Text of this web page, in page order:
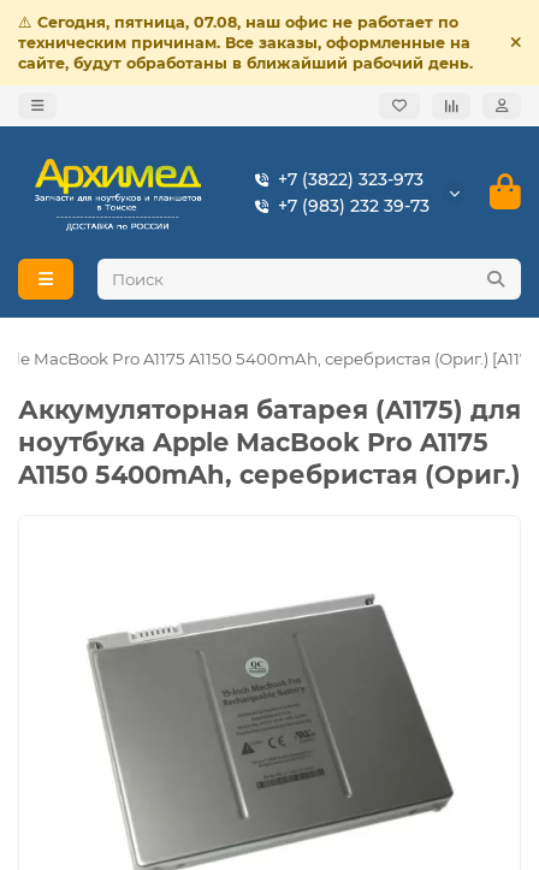
⚠️ Сегодня, пятница, 07.08, наш офис не работает по
техническим причинам. Все заказы, оформленные на
сайте, будут обработаны в ближайший рабочий день.
+7 (3822) 323-973
+7 (983) 232 39-73
MacBook Pro A1175 A1150 5400mAh, серебристая (Ориг.)
Аккумуляторная батарея (A1175) для
ноутбука Apple MacBook Pro A1175
A1150 5400mAh, серебристая (Ориг.)